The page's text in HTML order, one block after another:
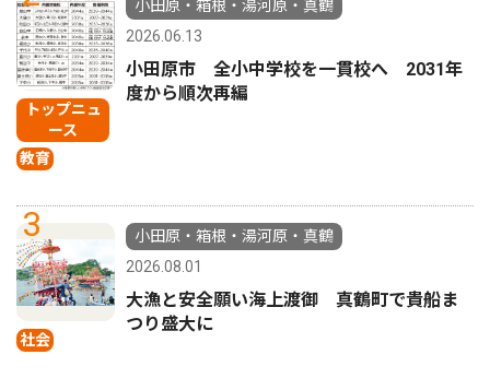
トップニュ
ース
教育
小田原・箱根・湯河原・真鶴
2026.06.13
小田原市 全小中学校を一貫校へ 2031年
度から順次再編
3
社会
小田原・箱根・湯河原・真鶴
2026.08.01
大漁と安全願い海上渡御 真鶴町で貴船ま
つり盛大に